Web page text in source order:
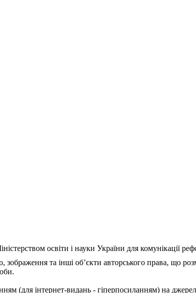
освіти і науки України для комунікації
та інші об’єкти авторського права, що
(для інтернет-видань - гіперпосиланням) на